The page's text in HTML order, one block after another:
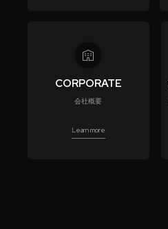
CORPORATE
会社概要
Learn more